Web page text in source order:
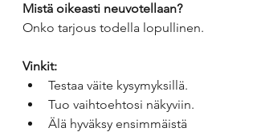
Mistä oikeasti neuvotellaan?
Onko tarjous todella lopullinen.
Vinkit:
Testaa väite kysymyksillä.
Tuo vaihtoehtosi näkyviin.
Älä hyväksy ensimmäistä